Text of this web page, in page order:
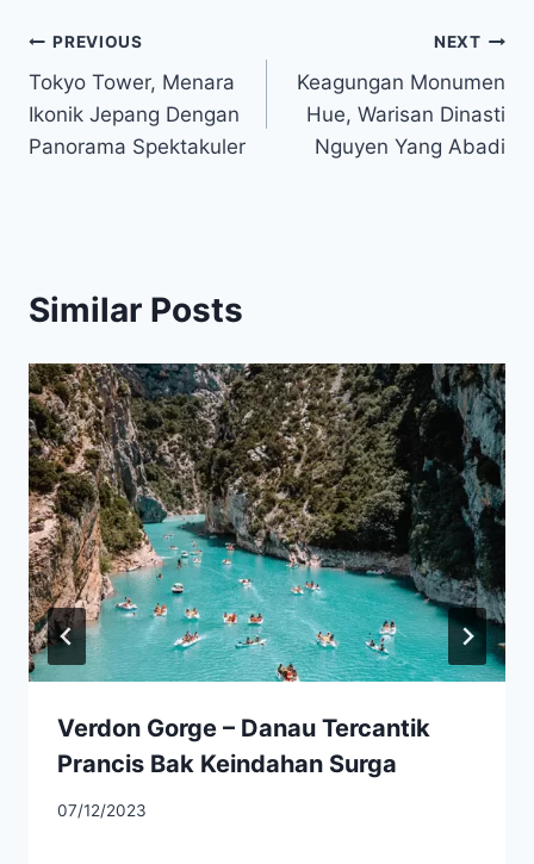
Post
navigation
PREVIOUS
Tokyo Tower, Menara
Ikonik Jepang Dengan
Panorama Spektakuler
NEXT
Keagungan Monumen
Hue, Warisan Dinasti
Nguyen Yang Abadi
Similar Posts
Verdon Gorge – Danau Tercantik
Prancis Bak Keindahan Surga
07/12/2023